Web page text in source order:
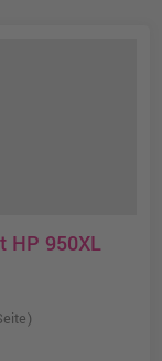
HP 950XL